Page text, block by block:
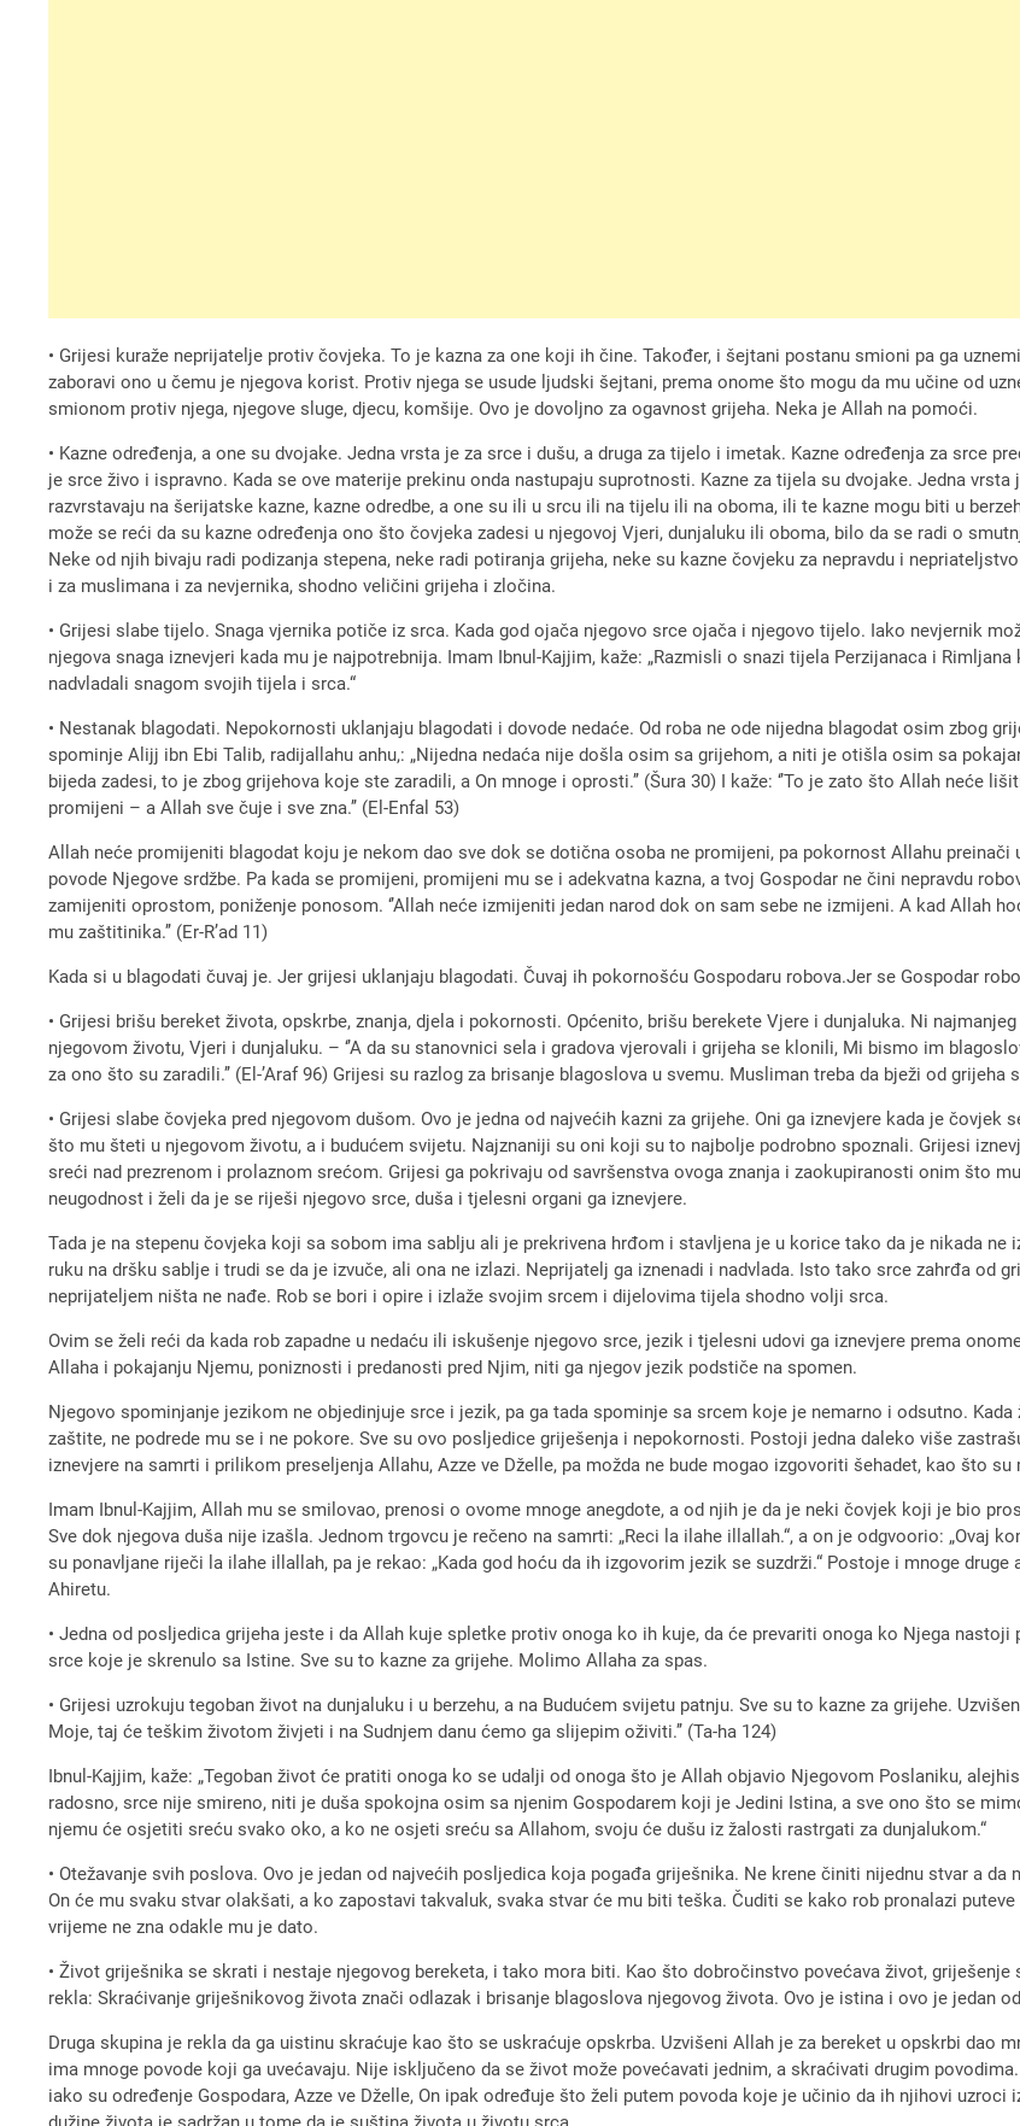
• Grijesi kuraže neprijatelje protiv čovjeka. To je kazna za one koji ih čine. Također, i šejtani postanu smioni pa ga
zaboravi ono u čemu je njegova korist. Protiv njega se usude ljudski šejtani, prema onome što mogu da mu učine od
smionom protiv njega, njegove sluge, djecu, komšije. Ovo je dovoljno za ogavnost grijeha. Neka je Allah na pomoći.
• Kazne određenja, a one su dvojake. Jedna vrsta je za srce i dušu, a druga za tijelo i imetak. Kazne određenja za srce
je srce živo i ispravno. Kada se ove materije prekinu onda nastupaju suprotnosti. Kazne za tijela su dvojake. Jedna
razvrstavaju na šerijatske kazne, kazne odredbe, a one su ili u srcu ili na tijelu ili na oboma, ili te kazne mogu biti u
može se reći da su kazne određenja ono što čovjeka zadesi u njegovoj Vjeri, dunjaluku ili oboma, bilo da se radi o
Neke od njih bivaju radi podizanja stepena, neke radi potiranja grijeha, neke su kazne čovjeku za nepravdu i
i za muslimana i za nevjernika, shodno veličini grijeha i zločina.
• Grijesi slabe tijelo. Snaga vjernika potiče iz srca. Kada god ojača njegovo srce ojača i njegovo tijelo. Iako nevjernik
njegova snaga iznevjeri kada mu je najpotrebnija. Imam Ibnul-Kajjim, kaže: „Razmisli o snazi tijela Perzijanaca i
nadvladali snagom svojih tijela i srca.“
• Nestanak blagodati. Nepokornosti uklanjaju blagodati i dovode nedaće. Od roba ne ode nijedna blagodat osim zbog
spominje Alijj ibn Ebi Talib, radijallahu anhu,: „Nijedna nedaća nije došla osim sa grijehom, a niti je otišla osim sa
bijeda zadesi, to je zbog grijehova koje ste zaradili, a On mnoge i oprosti.’’ (Šura 30) I kaže: ‘’To je zato što Allah neće
promijeni – a Allah sve čuje i sve zna.’’ (El-Enfal 53)
Allah neće promijeniti blagodat koju je nekom dao sve dok se dotična osoba ne promijeni, pa pokornost Allahu preinači
povode Njegove srdžbe. Pa kada se promijeni, promijeni mu se i adekvatna kazna, a tvoj Gospodar ne čini nepravdu
zamijeniti oprostom, poniženje ponosom. ‘’Allah neće izmijeniti jedan narod dok on sam sebe ne izmijeni. A kad Allah
mu zaštitinika.’’ (Er-R’ad 11)
Kada si u blagodati čuvaj je. Jer grijesi uklanjaju blagodati. Čuvaj ih pokornošću Gospodaru robova.Jer se Gospodar
• Grijesi brišu bereket života, opskrbe, znanja, djela i pokornosti. Općenito, brišu berekete Vjere i dunjaluka. Ni
njegovom životu, Vjeri i dunjaluku. – ‘’A da su stanovnici sela i gradova vjerovali i grijeha se klonili, Mi bismo im
za ono što su zaradili.’’ (El-’Araf 96) Grijesi su razlog za brisanje blagoslova u svemu. Musliman treba da bježi od
• Grijesi slabe čovjeka pred njegovom dušom. Ovo je jedna od najvećih kazni za grijehe. Oni ga iznevjere kada je
što mu šteti u njegovom životu, a i budućem svijetu. Najznaniji su oni koji su to najbolje podrobno spoznali. Grijesi
sreći nad prezrenom i prolaznom srećom. Grijesi ga pokrivaju od savršenstva ovoga znanja i zaokupiranosti onim što
neugodnost i želi da je se riješi njegovo srce, duša i tjelesni organi ga iznevjere.
Tada je na stepenu čovjeka koji sa sobom ima sablju ali je prekrivena hrđom i stavljena je u korice tako da je nikada
ruku na dršku sablje i trudi se da je izvuče, ali ona ne izlazi. Neprijatelj ga iznenadi i nadvlada. Isto tako srce zahrđa od
neprijateljem ništa ne nađe. Rob se bori i opire i izlaže svojim srcem i dijelovima tijela shodno volji srca.
Ovim se želi reći da kada rob zapadne u nedaću ili iskušenje njegovo srce, jezik i tjelesni udovi ga iznevjere prema
Allaha i pokajanju Njemu, poniznosti i predanosti pred Njim, niti ga njegov jezik podstiče na spomen.
Njegovo spominjanje jezikom ne objedinjuje srce i jezik, pa ga tada spominje sa srcem koje je nemarno i odsutno.
zaštite, ne podrede mu se i ne pokore. Sve su ovo posljedice griješenja i nepokornosti. Postoji jedna daleko više
iznevjere na samrti i prilikom preseljenja Allahu, Azze ve Dželle, pa možda ne bude mogao izgovoriti šehadet, kao što
Imam Ibnul-Kajjim, Allah mu se smilovao, prenosi o ovome mnoge anegdote, a od njih je da je neki čovjek koji je bio
Sve dok njegova duša nije izašla. Jednom trgovcu je rečeno na samrti: „Reci la ilahe illallah.“, a on je odgvoorio: „Ovaj
su ponavljane riječi la ilahe illallah, pa je rekao: „Kada god hoću da ih izgovorim jezik se suzdrži.“ Postoje i mnoge
Ahiretu.
• Jedna od posljedica grijeha jeste i da Allah kuje spletke protiv onoga ko ih kuje, da će prevariti onoga ko Njega
srce koje je skrenulo sa Istine. Sve su to kazne za grijehe. Molimo Allaha za spas.
• Grijesi uzrokuju tegoban život na dunjaluku i u berzehu, a na Budućem svijetu patnju. Sve su to kazne za grijehe.
Moje, taj će teškim životom živjeti i na Sudnjem danu ćemo ga slijepim oživiti.’’ (Ta-ha 124)
Ibnul-Kajjim, kaže: „Tegoban život će pratiti onoga ko se udalji od onoga što je Allah objavio Njegovom Poslaniku,
radosno, srce nije smireno, niti je duša spokojna osim sa njenim Gospodarem koji je Jedini Istina, a sve ono što se
njemu će osjetiti sreću svako oko, a ko ne osjeti sreću sa Allahom, svoju će dušu iz žalosti rastrgati za dunjalukom.“
• Otežavanje svih poslova. Ovo je jedan od najvećih posljedica koja pogađa griješnika. Ne krene činiti nijednu stvar a
On će mu svaku stvar olakšati, a ko zapostavi takvaluk, svaka stvar će mu biti teška. Čuditi se kako rob pronalazi
vrijeme ne zna odakle mu je dato.
• Život griješnika se skrati i nestaje njegovog bereketa, i tako mora biti. Kao što dobročinstvo povećava život,
rekla: Skraćivanje griješnikovog života znači odlazak i brisanje blagoslova njegovog života. Ovo je istina i ovo je jedan
Druga skupina je rekla da ga uistinu skraćuje kao što se uskraćuje opskrba. Uzvišeni Allah je za bereket u opskrbi dao
ima mnoge povode koji ga uvećavaju. Nije isključeno da se život može povećavati jednim, a skraćivati drugim
iako su određenje Gospodara, Azze ve Dželle, On ipak određuje što želi putem povoda koje je učinio da ih njihovi